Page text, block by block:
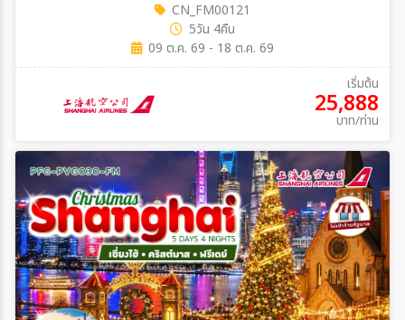
CN_FM00121
5วัน 4คืน
09 ต.ค. 69 - 18 ต.ค. 69
เริ่มต้น
25,888
บาท/ท่าน